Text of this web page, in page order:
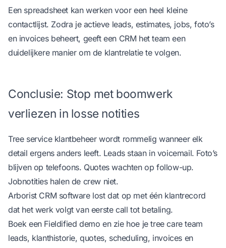
Een spreadsheet kan werken voor een heel kleine
contactlijst. Zodra je actieve leads, estimates, jobs, foto’s
en invoices beheert, geeft een CRM het team een
duidelijkere manier om de klantrelatie te volgen.
Conclusie: Stop met boomwerk
verliezen in losse notities
Tree service klantbeheer wordt rommelig wanneer elk
detail ergens anders leeft. Leads staan in voicemail. Foto’s
blijven op telefoons. Quotes wachten op follow-up.
Jobnotities halen de crew niet.
Arborist CRM software lost dat op met één klantrecord
dat het werk volgt van eerste call tot betaling.
Boek een Fieldified demo en zie hoe je tree care team
leads, klanthistorie, quotes, scheduling, invoices en